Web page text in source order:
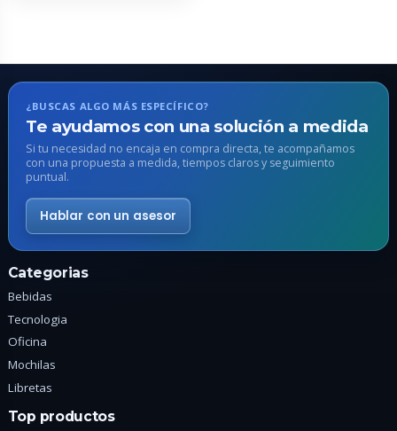
opciones
se
pueden
elegir
en
la
de
producto
¿BUSCAS ALGO MÁS ESPECÍFICO?
Te ayudamos con una solución a medida
Si tu necesidad no encaja en compra directa, te acompañamos
con una propuesta a medida, tiempos claros y seguimiento
puntual.
Hablar con un asesor
Categorias
Bebidas
Tecnologia
Oficina
Mochilas
Libretas
Top productos